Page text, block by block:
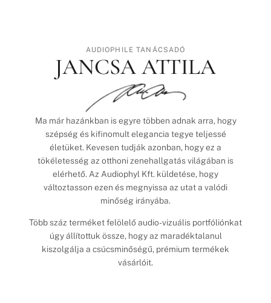
AUDIOPHILE TANÁCSADÓ
JANCSA ATTILA
Ma már hazánkban is egyre többen adnak arra, hogy
szépség és kifinomult elegancia tegye teljessé
életüket. Kevesen tudják azonban, hogy ez a
tökéletesség az otthoni zenehallgatás világában is
elérhető. Az Audiophyl Kft. küldetése, hogy
változtasson ezen és megnyissa az utat a valódi
minőség irányába.
Több száz terméket felölelő audio-vizuális portfóliónkat
úgy állítottuk össze, hogy az maradéktalanul
kiszolgálja a csúcsminőségű, prémium termékek
vásárlóit.